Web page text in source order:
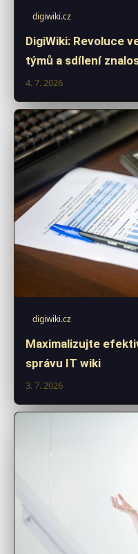
digiwiki.cz
DigiWiki: Revoluce
týmů a sdílení
4. 7. 2026
digiwiki.cz
Maximalizujte
správu IT wiki
3. 7. 2026